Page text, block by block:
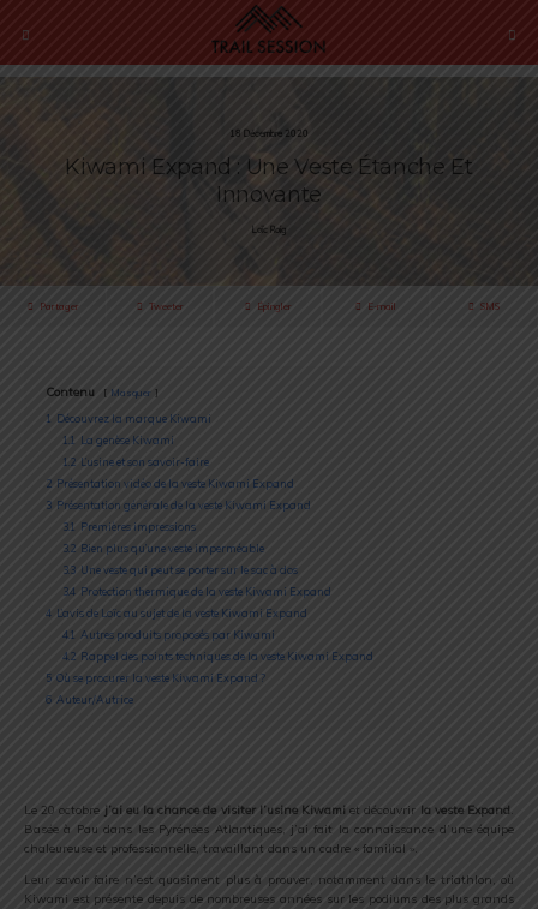
18 Décembre 2020
Kiwami Expand : Une Veste Étanche Et
Innovante
Loïc Roig
Partager Tweeter Épingler E-mail SMS
Contenu Masquer
1
Découvrez la marque Kiwami
1.1
La genèse Kiwami
1.2 L’usine et son savoir-faire
2 Présentation vidéo de la veste Kiwami Expand
3 Présentation générale de la veste Kiwami Expand
3.1
Premières impressions
3.2 Bien plus qu’une veste imperméable
3.3 Une veste qui peut se porter sur le sac à dos
3.4 Protection thermique de la veste Kiwami Expand
4 L’avis de Loïc au sujet de la veste Kiwami Expand
4.1
Autres produits proposés par Kiwami
4.2 Rappel des points techniques de la veste Kiwami Expand
5 Où se procurer la veste Kiwami Expand ?
6 Auteur/Autrice
Le 20 octobre j’ai eu la chance de visiter l’usine Kiwami et découvrir la veste Expand.
Basée à Pau dans les Pyrénées Atlantiques, j’ai fait la connaissance d’une équipe
chaleureuse et professionnelle, travaillant dans un cadre « familial ».
Leur savoir faire n’est quasiment plus à prouver, notamment dans le triathlon, où
Kiwami est présente depuis de nombreuses années sur les podiums des plus grands